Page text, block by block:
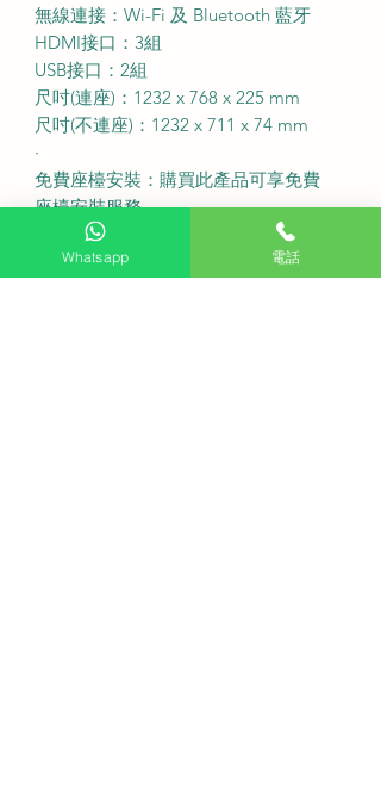
無線連接：Wi-Fi 及 Bluetooth 藍牙
HDMI接口：3組
USB接口：2組
尺吋(連座)：1232 x 768 x 225 mm
尺吋(不連座)：1232 x 711 x 74 mm
·
免費座檯安裝：購買此產品可享免費
座檯安裝服務
送貨費用：不收費 (偏遠地區或需額外
收費)Whatsapp 電話